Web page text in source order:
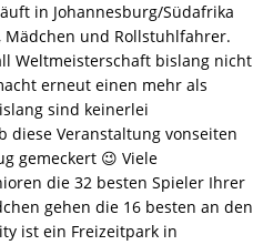
in Johannesburg/Südafrika
Mädchen und Rollstuhlfahrer.
Weltmeisterschaft bislang nicht
erneut einen mehr als
sind keinerlei
diese Veranstaltung vonseiten
gemeckert 😉 Viele
die 32 besten Spieler Ihrer
gehen die 16 besten an den
ist ein Freizeitpark in